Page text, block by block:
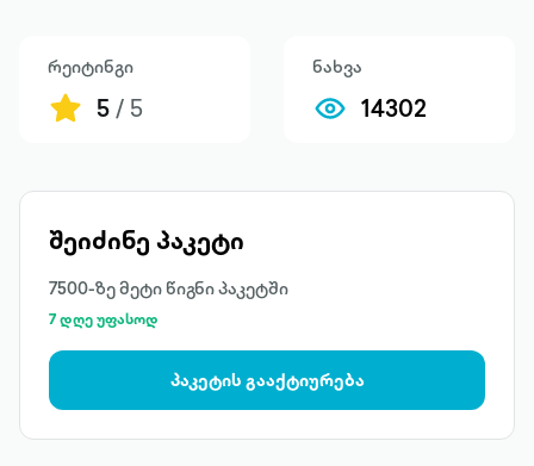
რეიტინგი
5/ 5
ნახვა
14302
შეიძინე პაკეტი
7500-ზე მეტი წიგნი პაკეტში
7 დღე უფასოდ
პაკეტის გააქტიურება